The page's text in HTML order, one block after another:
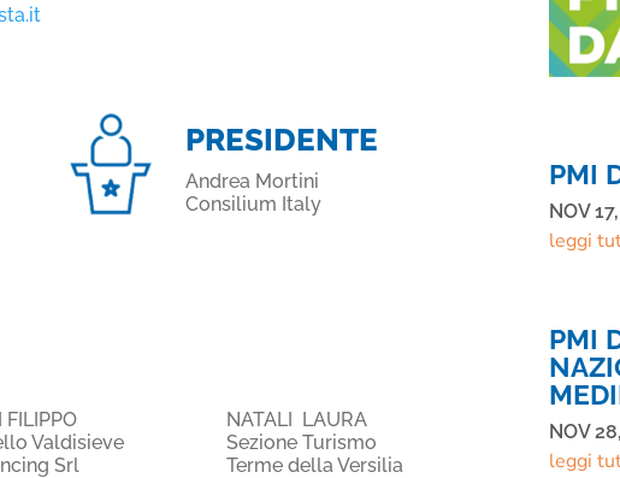
PRESIDENTE
Andrea Mortini
Consilium Italy
FILIPPO
Valdisieve
Srl
NATALI LAURA
Sezione Turismo
Terme della Versilia
PMI
NOV
leggi
PMI
NOV
leggi